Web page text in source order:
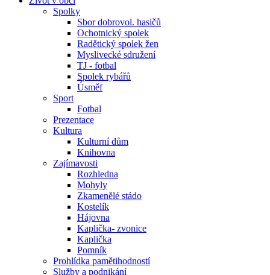
Spolky
Sbor dobrovol. hasičů
Ochotnický spolek
Radětický spolek žen
Myslivecké sdružení
TJ - fotbal
Spolek rybářů
Úsměf
Sport
Fotbal
Prezentace
Kultura
Kulturní dům
Knihovna
Zajímavosti
Rozhledna
Mohyly
Zkamenělé stádo
Kostelík
Hájovna
Kaplička- zvonice
Kaplička
Pomník
Prohlídka pamětihodností
Služby a podnikání